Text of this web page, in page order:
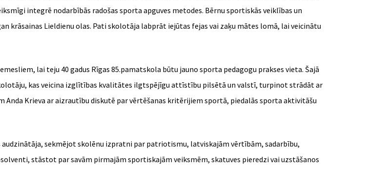
integrē nodarbībās radošas sporta apguves metodes. Bērnu sportiskās veiklības un
Lieldienu olas. Pati skolotāja labprāt iejūtas fejas vai zaķu mātes lomā, lai veicinātu
lai teju 40 gadus Rīgas 85.pamatskola būtu jauno sporta pedagogu prakses vieta. Šajā
kas veicina izglītības kvalitātes ilgtspējīgu attīstību pilsētā un valstī, turpinot strādāt ar
Anda Krieva ar aizrautību diskutē par vērtēšanas kritērijiem sportā, piedalās sporta aktivitāšu
sekmējot skolēnu izpratni par patriotismu, latviskajām vērtībām, sadarbību,
stāstot par savām pirmajām sportiskajām veiksmēm, skatuves pieredzi vai uzstāšanos